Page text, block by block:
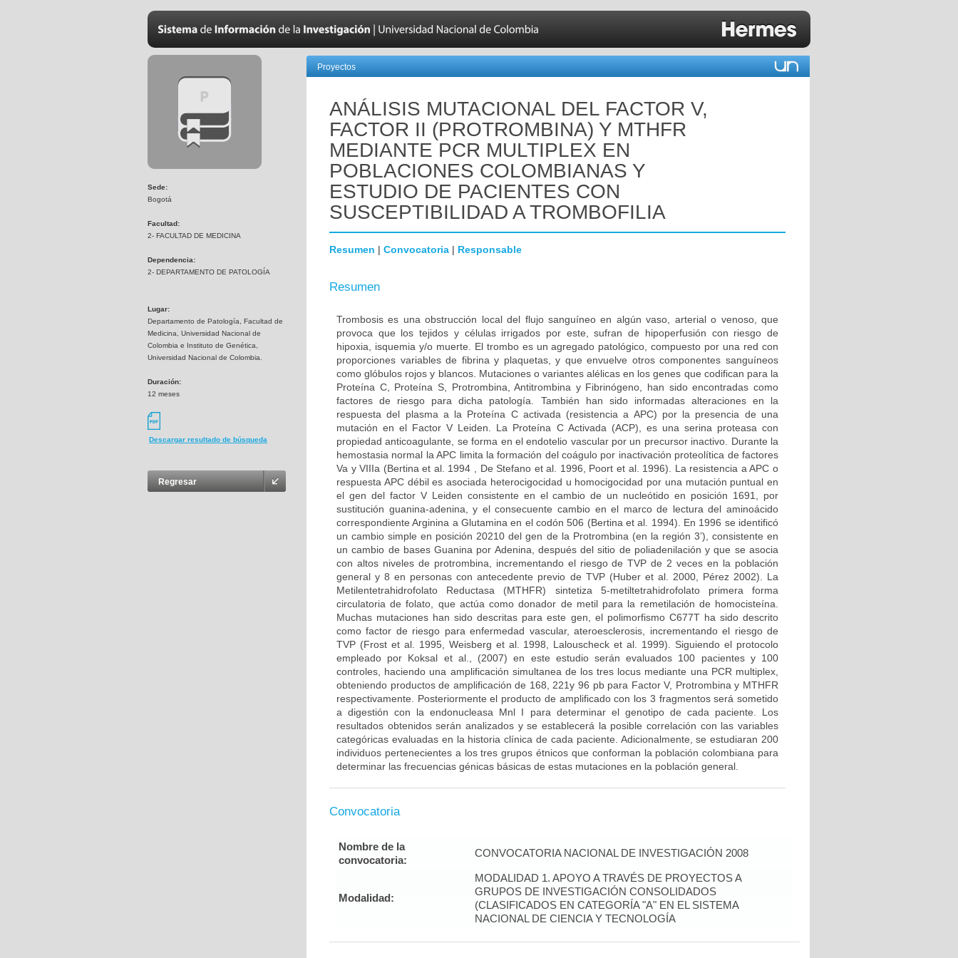
Sede:
Bogotá
Facultad:
2- FACULTAD DE MEDICINA
Dependencia:
2- DEPARTAMENTO DE PATOLOGÍA
Lugar:
Departamento de Patología, Facultad de
Medicina, Universidad Nacional de
Colombia e Instituto de Genética,
Universidad Nacional de Colombia.
Duración:
12 meses
Descargar resultado de búsqueda
Regresar
Proyectos
ANÁLISIS MUTACIONAL DEL FACTOR V,
FACTOR II (PROTROMBINA) Y MTHFR
MEDIANTE PCR MULTIPLEX EN
POBLACIONES COLOMBIANAS Y
ESTUDIO DE PACIENTES CON
SUSCEPTIBILIDAD A TROMBOFILIA
Resumen | Convocatoria | Responsable
Resumen
Trombosis es una obstrucción local del flujo sanguíneo en algún vaso, arterial o venoso, que
provoca que los tejidos y células irrigados por este, sufran de hipoperfusión con riesgo de
hipoxia, isquemia y/o muerte. El trombo es un agregado patológico, compuesto por una red con
proporciones variables de fibrina y plaquetas, y que envuelve otros componentes sanguíneos
como glóbulos rojos y blancos. Mutaciones o variantes alélicas en los genes que codifican para la
Proteína C, Proteína S, Protrombina, Antitrombina y Fibrinógeno, han sido encontradas como
factores de riesgo para dicha patología. También han sido informadas alteraciones en la
respuesta del plasma a la Proteína C activada (resistencia a APC) por la presencia de una
mutación en el Factor V Leiden. La Proteína C Activada (ACP), es una serina proteasa con
propiedad anticoagulante, se forma en el endotelio vascular por un precursor inactivo. Durante la
hemostasia normal la APC limita la formación del coágulo por inactivación proteolítica de factores
Va y VIIIa (Bertina et al. 1994 , De Stefano et al. 1996, Poort et al. 1996). La resistencia a APC o
respuesta APC débil es asociada heterocigocidad u homocigocidad por una mutación puntual en
el gen del factor V Leiden consistente en el cambio de un nucleótido en posición 1691, por
sustitución guanina-adenina, y el consecuente cambio en el marco de lectura del aminoácido
correspondiente Arginina a Glutamina en el codón 506 (Bertina et al. 1994). En 1996 se identificó
un cambio simple en posición 20210 del gen de la Protrombina (en la región 3’), consistente en
un cambio de bases Guanina por Adenina, después del sitio de poliadenilación y que se asocia
con altos niveles de protrombina, incrementando el riesgo de TVP de 2 veces en la población
general y 8 en personas con antecedente previo de TVP (Huber et al. 2000, Pérez 2002). La
Metilentetrahidrofolato Reductasa (MTHFR) sintetiza 5-metiltetrahidrofolato primera forma
circulatoria de folato, que actúa como donador de metil para la remetilación de homocisteína.
Muchas mutaciones han sido descritas para este gen, el polimorfismo C677T ha sido descrito
como factor de riesgo para enfermedad vascular, ateroesclerosis, incrementando el riesgo de
TVP (Frost et al. 1995, Weisberg et al. 1998, Lalouscheck et al. 1999). Siguiendo el protocolo
empleado por Koksal et al., (2007) en este estudio serán evaluados 100 pacientes y 100
controles, haciendo una amplificación simultanea de los tres locus mediante una PCR multiplex,
obteniendo productos de amplificación de 168, 221y 96 pb para Factor V, Protrombina y MTHFR
respectivamente. Posteriormente el producto de amplificado con los 3 fragmentos será sometido
a digestión con la endonucleasa Mnl I para determinar el genotipo de cada paciente. Los
resultados obtenidos serán analizados y se establecerá la posible correlación con las variables
categóricas evaluadas en la historia clínica de cada paciente. Adicionalmente, se estudiaran 200
individuos pertenecientes a los tres grupos étnicos que conforman la población colombiana para
determinar las frecuencias génicas básicas de estas mutaciones en la población general.
Convocatoria
Nombre de la
convocatoria:
CONVOCATORIA NACIONAL DE INVESTIGACIÓN 2008
Modalidad:
MODALIDAD 1. APOYO A TRAVÉS DE PROYECTOS A
GRUPOS DE INVESTIGACIÓN CONSOLIDADOS
(CLASIFICADOS EN CATEGORÍA "A" EN EL SISTEMA
NACIONAL DE CIENCIA Y TECNOLOGÍA